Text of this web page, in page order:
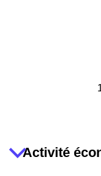
Activité